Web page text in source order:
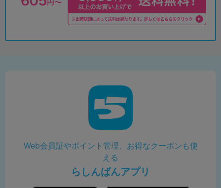
Web会員証やポイント管理、お得なクーポンも使
える
らしんばんアプリ